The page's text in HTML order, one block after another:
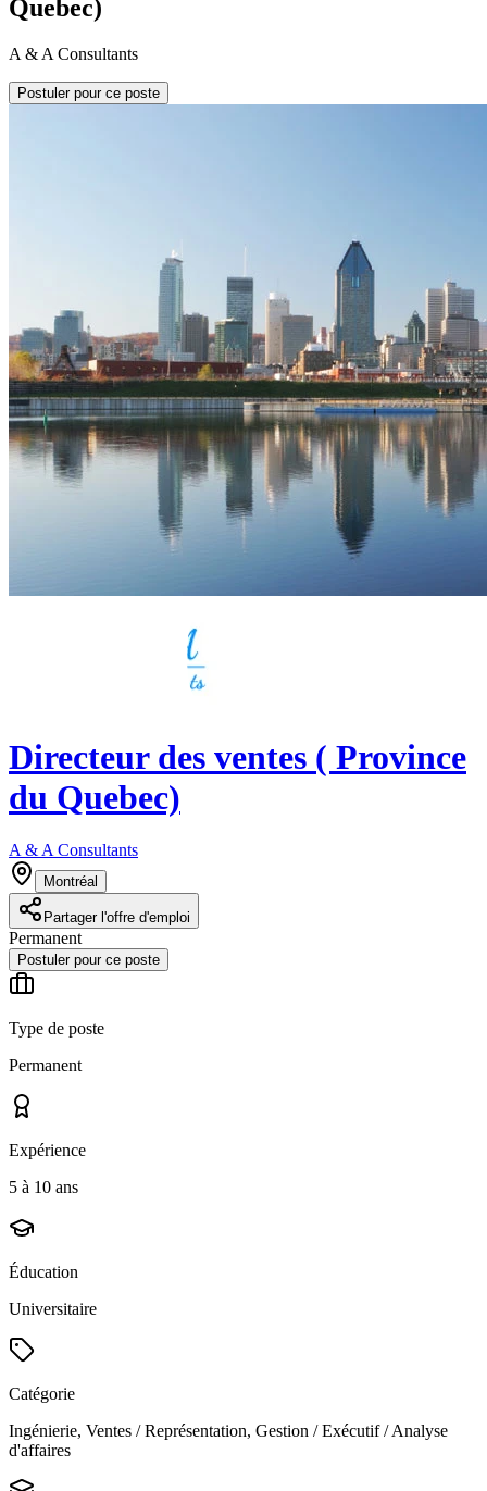
Quebec)
A & A Consultants
Postuler pour ce poste
Directeur des ventes ( Province
du Quebec)
A & A Consultants
Montréal
Partager l'offre d'emploi
Permanent
Postuler pour ce poste
Type de poste
Permanent
Expérience
5 à 10 ans
Éducation
Universitaire
Catégorie
Ingénierie, Ventes / Représentation, Gestion / Exécutif / Analyse
d'affaires